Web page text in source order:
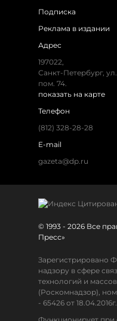
Подписка
Реклама в издании
Адрес
197022,
Санкт-Петербург,
пом. 74.
показать на карте
Телефон
(812) 328-28-28
E-mail
gazeta@dp.ru
© 1993 - 2026 Все
Пресс»
Зарегистрировано
надзору в сфере
технологий и
(Роскомнадзор),
- 65426 от 18.04.2016г.